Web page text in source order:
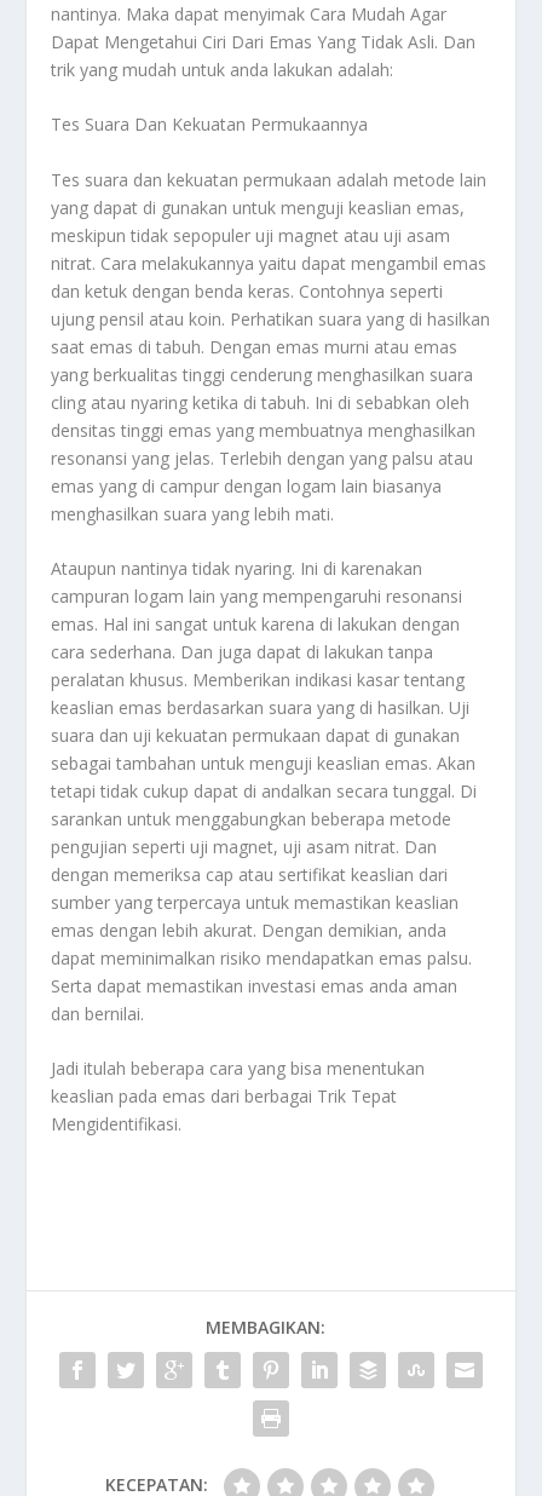
nantinya. Maka dapat menyimak Cara Mudah Agar
Dapat Mengetahui Ciri Dari Emas Yang Tidak Asli. Dan
trik yang mudah untuk anda lakukan adalah:
Tes Suara Dan Kekuatan Permukaannya
Tes suara dan kekuatan permukaan adalah metode lain
yang dapat di gunakan untuk menguji keaslian emas,
meskipun tidak sepopuler uji magnet atau uji asam
nitrat. Cara melakukannya yaitu dapat mengambil emas
dan ketuk dengan benda keras. Contohnya seperti
ujung pensil atau koin. Perhatikan suara yang di hasilkan
saat emas di tabuh. Dengan emas murni atau emas
yang berkualitas tinggi cenderung menghasilkan suara
cling atau nyaring ketika di tabuh. Ini di sebabkan oleh
densitas tinggi emas yang membuatnya menghasilkan
resonansi yang jelas. Terlebih dengan yang palsu atau
emas yang di campur dengan logam lain biasanya
menghasilkan suara yang lebih mati.
Ataupun nantinya tidak nyaring. Ini di karenakan
campuran logam lain yang mempengaruhi resonansi
emas. Hal ini sangat untuk karena di lakukan dengan
cara sederhana. Dan juga dapat di lakukan tanpa
peralatan khusus. Memberikan indikasi kasar tentang
keaslian emas berdasarkan suara yang di hasilkan. Uji
suara dan uji kekuatan permukaan dapat di gunakan
sebagai tambahan untuk menguji keaslian emas. Akan
tetapi tidak cukup dapat di andalkan secara tunggal. Di
sarankan untuk menggabungkan beberapa metode
pengujian seperti uji magnet, uji asam nitrat. Dan
dengan memeriksa cap atau sertifikat keaslian dari
sumber yang terpercaya untuk memastikan keaslian
emas dengan lebih akurat. Dengan demikian, anda
dapat meminimalkan risiko mendapatkan emas palsu.
Serta dapat memastikan investasi emas anda aman
dan bernilai.
Jadi itulah beberapa cara yang bisa menentukan
keaslian pada emas dari berbagai Trik Tepat
Mengidentifikasi.
MEMBAGIKAN:
KECEPATAN: